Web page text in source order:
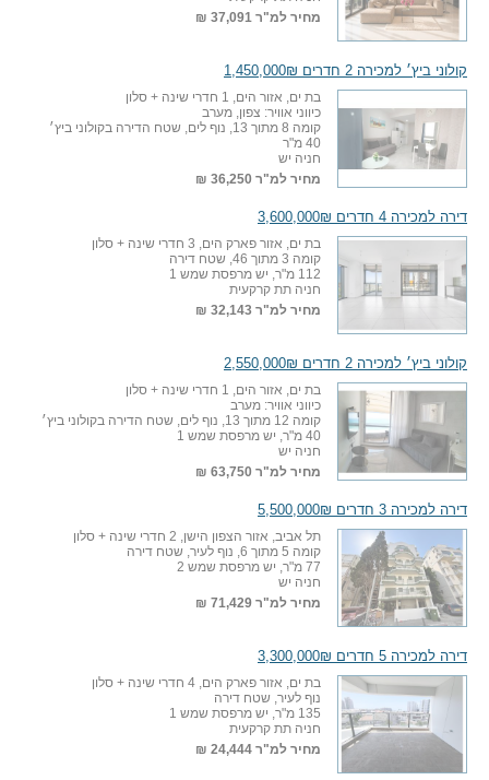
מחיר למ"ר 37,091 ₪
קולוני ביץ׳ למכירה 2 חדרים 1,450,000₪
בת ים, אזור הים, 1 חדרי שינה + סלון
כיווני אוויר: צפון, מערב
קומה 8 מתוך 13, נוף לים, שטח הדירה בקולוני ביץ׳
40 מ"ר
חניה יש
מחיר למ"ר 36,250 ₪
דירה למכירה 4 חדרים 3,600,000₪
בת ים, אזור פארק הים, 3 חדרי שינה + סלון
קומה 3 מתוך 46, שטח דירה
112 מ"ר, יש מרפסת שמש 1
חניה תת קרקעית
מחיר למ"ר 32,143 ₪
קולוני ביץ׳ למכירה 2 חדרים 2,550,000₪
בת ים, אזור הים, 1 חדרי שינה + סלון
כיווני אוויר: מערב
קומה 12 מתוך 13, נוף לים, שטח הדירה בקולוני ביץ׳
40 מ"ר, יש מרפסת שמש 1
חניה יש
מחיר למ"ר 63,750 ₪
דירה למכירה 3 חדרים 5,500,000₪
תל אביב, אזור הצפון הישן, 2 חדרי שינה + סלון
קומה 5 מתוך 6, נוף לעיר, שטח דירה
77 מ"ר, יש מרפסת שמש 2
חניה יש
מחיר למ"ר 71,429 ₪
דירה למכירה 5 חדרים 3,300,000₪
בת ים, אזור פארק הים, 4 חדרי שינה + סלון
נוף לעיר, שטח דירה
135 מ"ר, יש מרפסת שמש 1
חניה תת קרקעית
מחיר למ"ר 24,444 ₪